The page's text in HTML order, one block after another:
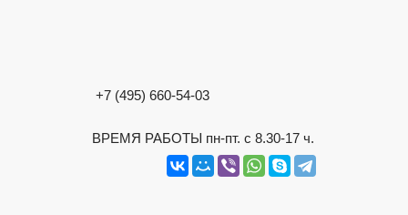
+7 (495) 660-54-03
ВРЕМЯ РАБОТЫ пн-пт. с 8.30-17 ч.